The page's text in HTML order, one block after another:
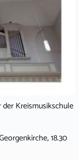
Kreismusikschule
18.30